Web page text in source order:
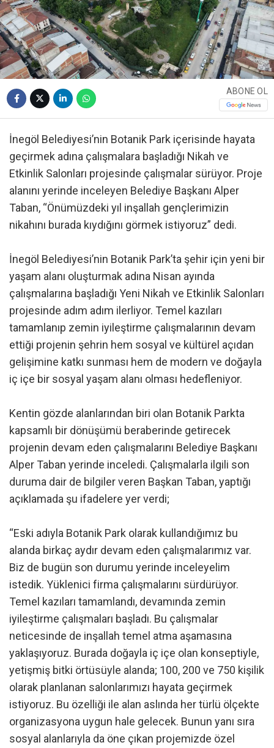
ABONE OL
İnegöl Belediyesi’nin Botanik Park içerisinde hayata
geçirmek adına çalışmalara başladığı Nikah ve
Etkinlik Salonları projesinde çalışmalar sürüyor. Proje
alanını yerinde inceleyen Belediye Başkanı Alper
Taban, “Önümüzdeki yıl inşallah gençlerimizin
nikahını burada kıydığını görmek istiyoruz” dedi.
İnegöl Belediyesi’nin Botanik Park’ta şehir için yeni bir
yaşam alanı oluşturmak adına Nisan ayında
çalışmalarına başladığı Yeni Nikah ve Etkinlik Salonları
projesinde adım adım ilerliyor. Temel kazıları
tamamlanıp zemin iyileştirme çalışmalarının devam
ettiği projenin şehrin hem sosyal ve kültürel açıdan
gelişimine katkı sunması hem de modern ve doğayla
iç içe bir sosyal yaşam alanı olması hedefleniyor.
Kentin gözde alanlarından biri olan Botanik Parkta
kapsamlı bir dönüşümü beraberinde getirecek
projenin devam eden çalışmalarını Belediye Başkanı
Alper Taban yerinde inceledi. Çalışmalarla ilgili son
duruma dair de bilgiler veren Başkan Taban, yaptığı
açıklamada şu ifadelere yer verdi;
“Eski adıyla Botanik Park olarak kullandığımız bu
alanda birkaç aydır devam eden çalışmalarımız var.
Biz de bugün son durumu yerinde inceleyelim
istedik. Yüklenici firma çalışmalarını sürdürüyor.
Temel kazıları tamamlandı, devamında zemin
iyileştirme çalışmaları başladı. Bu çalışmalar
neticesinde de inşallah temel atma aşamasına
yaklaşıyoruz. Burada doğayla iç içe olan konseptiyle,
yetişmiş bitki örtüsüyle alanda; 100, 200 ve 750 kişilik
olarak planlanan salonlarımızı hayata geçirmek
istiyoruz. Bu özelliği ile alan aslında her türlü ölçekte
organizasyona uygun hale gelecek. Bunun yanı sıra
sosyal alanlarıyla da öne çıkan projemizde özel